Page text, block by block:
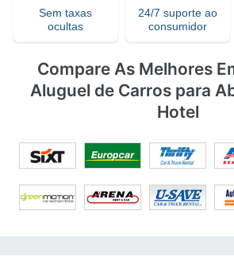
Sem taxas
ocultas
24/7 suporte ao
consumidor
Compare As Melhores
Aluguel de Carros para
Hotel